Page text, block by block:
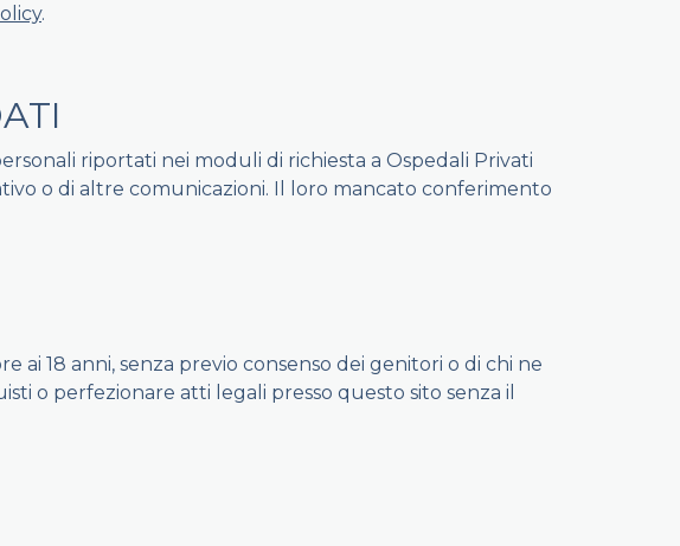
.
riportati nei moduli di richiesta a Ospedali Privati
o di altre comunicazioni. Il loro mancato conferimento
ai 18 anni, senza previo consenso dei genitori o di chi ne
o perfezionare atti legali presso questo sito senza il